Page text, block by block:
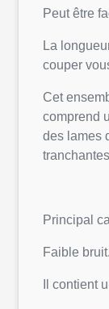
Peut être
La
couper
Cet
comprend
des lames
Principal
Faible bruit.
Il contient